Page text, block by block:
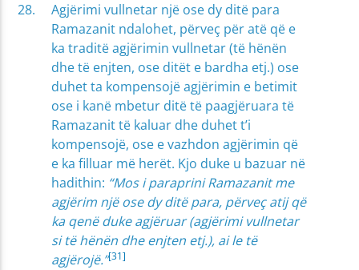
Agjërimi vullnetar një ose dy ditë para
Ramazanit ndalohet, përveç për atë që e
ka traditë agjërimin vullnetar (të hënën
dhe të enjten, ose ditët e bardha etj.) ose
duhet ta kompensojë agjërimin e betimit
ose i kanë mbetur ditë të paagjëruara të
Ramazanit të kaluar dhe duhet t’i
kompensojë, ose e vazhdon agjërimin që
e ka filluar më herët. Kjo duke u bazuar në
hadithin: “Mos i paraprini Ramazanit me
agjërim një ose dy ditë para, përveç atij që
ka qenë duke agjëruar (agjërimi vullnetar
si të hënën dhe enjten etj.), ai le të
agjërojë.”[31]